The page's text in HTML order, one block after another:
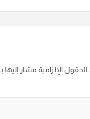
الحقول الإلزامية مشار إليها